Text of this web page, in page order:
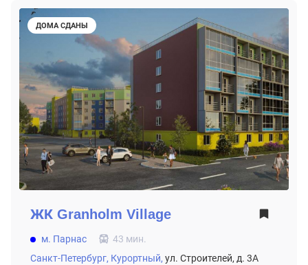
ДОМА СДАНЫ
ЖК Granholm Village
м. Парнас
43 мин.
Санкт-Петербург, Курортный, ул. Строителей, д. 3А